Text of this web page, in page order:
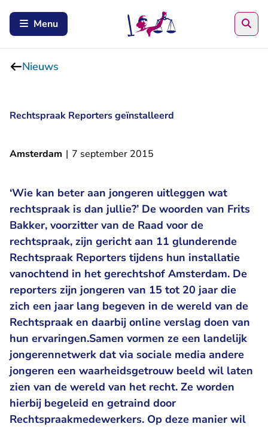
Menu
Nieuws
Rechtspraak Reporters geïnstalleerd
Amsterdam | 7 september 2015
‘Wie kan beter aan jongeren uitleggen wat
rechtspraak is dan jullie?’ De woorden van Frits
Bakker, voorzitter van de Raad voor de
rechtspraak, zijn gericht aan 11 glunderende
Rechtspraak Reporters tijdens hun installatie
vanochtend in het gerechtshof Amsterdam. De
reporters zijn jongeren van 15 tot 20 jaar die
zich een jaar lang begeven in de wereld van de
Rechtspraak en daarbij online verslag doen van
hun ervaringen.Samen vormen ze een landelijk
jongerennetwerk dat via sociale media andere
jongeren een waarheidsgetrouw beeld wil laten
zien van de wereld van het recht. Ze worden
hierbij begeleid en getraind door
Rechtspraakmedewerkers. Op deze manier wil